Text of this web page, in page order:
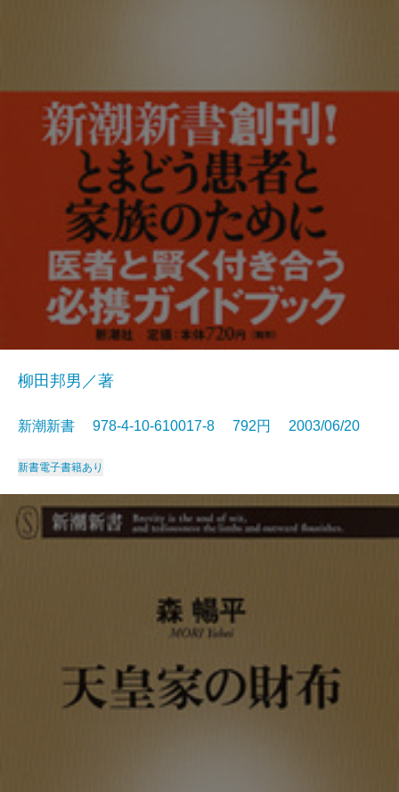
柳田邦男／著
新潮新書 978-4-10-610017-8 792円 2003/06/20
新書電子書籍あり